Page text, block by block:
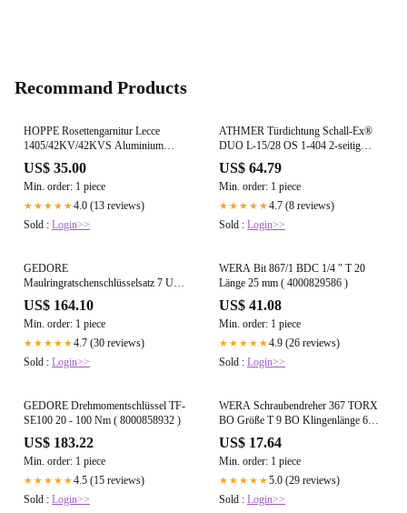
Recommand Products
HOPPE Rosettengarnitur Lecce
1405/42KV/42KVS Aluminium
F49/F9-2 ( 3000220013 )
US$ 35.00
Min. order: 1 piece
★★★★★4.0 (13 reviews)
Sold : Login>>
ATHMER Türdichtung Schall-Ex®
DUO L-15/28 OS 1-404 2-seitig
Länge 958 mm ( 3327023037 )
US$ 64.79
Min. order: 1 piece
★★★★★4.7 (8 reviews)
Sold : Login>>
GEDORE
Maulringratschenschlüsselsatz 7 UR-
012 12-teilig Schlüsselweiten 8-19
mm ( 4000821990 )
US$ 164.10
Min. order: 1 piece
★★★★★4.7 (30 reviews)
Sold : Login>>
WERA Bit 867/1 BDC 1/4 ″ T 20
Länge 25 mm ( 4000829586 )
US$ 41.08
Min. order: 1 piece
★★★★★4.9 (26 reviews)
Sold : Login>>
GEDORE Drehmomentschlüssel TF-
SE100 20 - 100 Nm ( 8000858932 )
US$ 183.22
Min. order: 1 piece
★★★★★4.5 (15 reviews)
Sold : Login>>
WERA Schraubendreher 367 TORX
BO Größe T 9 BO Klingenlänge 60
mm ( 4000827879 )
US$ 17.64
Min. order: 1 piece
★★★★★5.0 (29 reviews)
Sold : Login>>